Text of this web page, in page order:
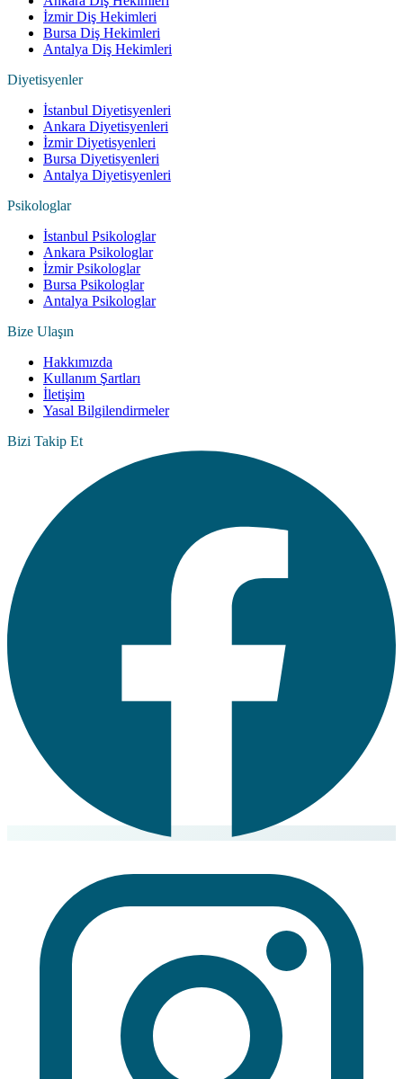
İzmir Diş Hekimleri
Bursa Diş Hekimleri
Antalya Diş Hekimleri
Diyetisyenler
İstanbul Diyetisyenleri
Ankara Diyetisyenleri
İzmir Diyetisyenleri
Bursa Diyetisyenleri
Antalya Diyetisyenleri
Psikologlar
İstanbul Psikologlar
Ankara Psikologlar
İzmir Psikologlar
Bursa Psikologlar
Antalya Psikologlar
Bize Ulaşın
Hakkımızda
Kullanım Şartları
İletişim
Yasal Bilgilendirmeler
Bizi Takip Et